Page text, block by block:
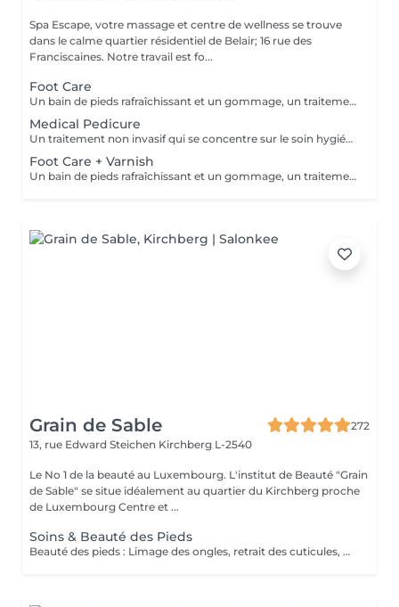
Spa Escape, votre massage et centre de wellness se trouve
dans le calme quartier résidentiel de Belair; 16 rue des
Franciscaines. Notre travail est fo...
Foot Care
Un bain de pieds rafraîchissant et un gommage, un traitement des ongles et des cuticules, un massage des jambes et des pieds. Une sensation de détente et de calme accentue ce traitement.
Medical Pedicure
Un traitement non invasif qui se concentre sur le soin hygiénique et esthétique des ongles des pieds et de la plante des pieds après une évaluation complète de vos pieds et de vos ongles. Ce traitement est suivi d'un massage des pieds.
Foot Care + Varnish
Un bain de pieds rafraîchissant et un gommage, un traitement des ongles et des cuticules, un massage des jambes et des pieds. Une sensation de détente et de calme accentue ce traitement. Il est suivi de l'application d'un vernis à ongles de votre choix.
Grain de Sable
272
13, rue Edward Steichen Kirchberg L-2540
Le No 1 de la beauté au Luxembourg. L'institut de Beauté "Grain
de Sable" se situe idéalement au quartier du Kirchberg proche
de Luxembourg Centre et ...
Soins & Beauté des Pieds
Beauté des pieds : Limage des ongles, retrait des cuticules, utilisation de la râpe pour les callosités et massage avec crème hydratante. Pédicure : Beauté des pieds + traitement des ongles incarnés/infectés + utilisation du bistouri pour les callosités.